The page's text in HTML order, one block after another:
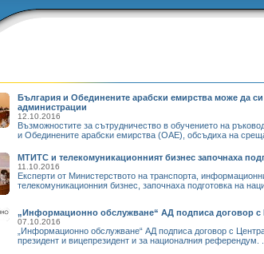
България и Обединените арабски емирства може да
администрации
12.10.2016
Възможностите за сътрудничество в обучението на
и Обединените арабски емирства (ОАЕ), обсъдиха на
МТИТС и телекомуникационният бизнес започнаха
11.10.2016
Експерти от Министерството на транспорта,
телекомуникационния бизнес, започнаха подготовка на
„Информационно обслужване“ АД подписа договор с
07.10.2016
„Информационно обслужване“ АД подписа договор с
президент и вицепрезидент и за националния референдум. ...